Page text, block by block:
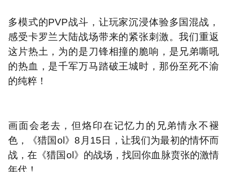
多模式的PVP战斗，让玩家沉浸体验多国混战，
感受卡罗兰大陆战场带来的紧张刺激。我们重返
这片热土，为的是刀锋相撞的脆响，是兄弟嘶吼
的热血，是千军万马踏破王城时，那份至死不渝
的纯粹！
画面会老去，但烙印在记忆力的兄弟情永不褪
色，《猎国ol》8月15日，让我们为最初的情怀而
战，在《猎国ol》的战场，找回你血脉贲张的激情
年代！